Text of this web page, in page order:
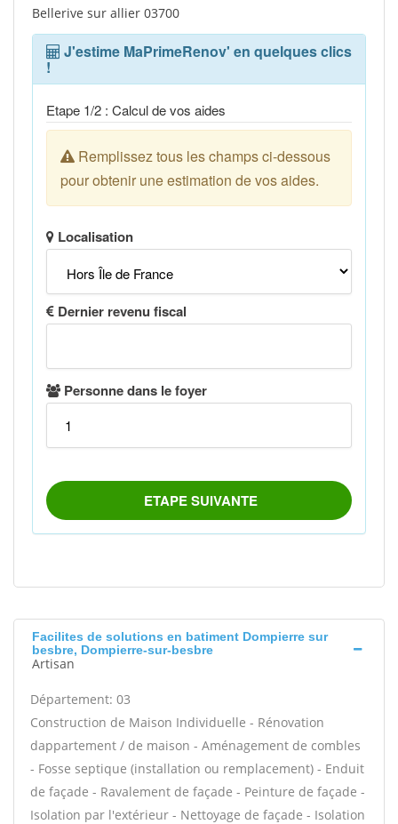
Bellerive sur allier 03700
Facilites de solutions en batiment Dompierre sur
besbre, Dompierre-sur-besbre
Artisan
Département: 03
Construction de Maison Individuelle - Rénovation
dappartement / de maison - Aménagement de combles
- Fosse septique (installation ou remplacement) - Enduit
de façade - Ravalement de façade - Peinture de façade -
Isolation par l'extérieur - Nettoyage de façade - Isolation